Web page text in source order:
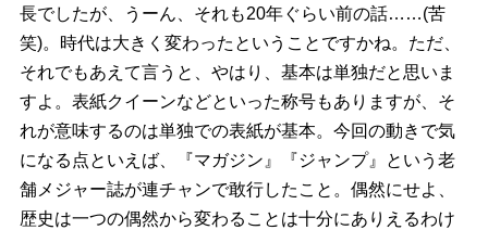
長でしたが、うーん、それも20年ぐらい前の話……(苦
笑)。時代は大きく変わったということですかね。ただ、
それでもあえて言うと、やはり、基本は単独だと思いま
すよ。表紙クイーンなどといった称号もありますが、そ
れが意味するのは単独での表紙が基本。今回の動きで気
になる点といえば、『マガジン』『ジャンプ』という老
舗メジャー誌が連チャンで敢行したこと。偶然にせよ、
歴史は一つの偶然から変わることは十分にありえるわけ